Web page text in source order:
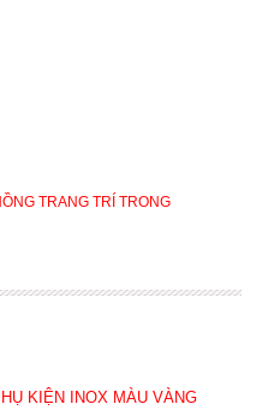
TRANG TRÍ TRONG
KIỆN INOX MÀU VÀNG